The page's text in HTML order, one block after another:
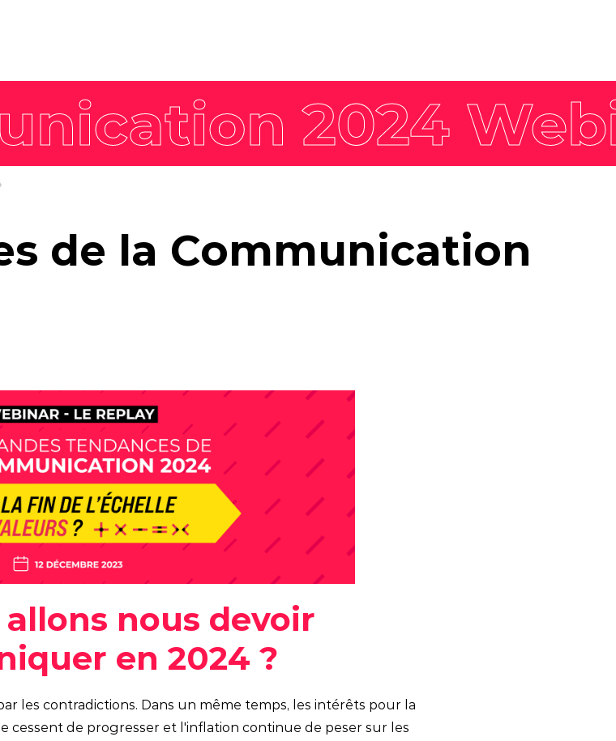
Stratégie de
communication
Stratégie de
contenus
Communication RSE
Pack Impact
compétences de vos
équipes avec nos formations
Agence engagée
de la Communication
nous devoir
en 2024 ?
les contradictions. Dans un même temps, les intérêts pour la
cessent de progresser et l'inflation continue de peser sur les